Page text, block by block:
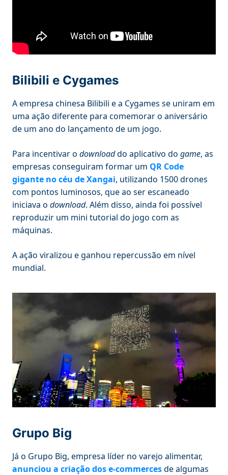
Bilibili e Cygames
A empresa chinesa Bilibili e a Cygames se uniram em
uma ação diferente para comemorar o aniversário
de um ano do lançamento de um jogo.
Para incentivar o downloaddo aplicativo do game, as
empresas conseguiram formar um QR Code
gigante no céu de Xangai, utilizando 1500 drones
com pontos luminosos, que ao ser escaneado
iniciava o download. Além disso, ainda foi possível
reproduzir um mini tutorial do jogo com as
máquinas.
A ação viralizou e ganhou repercussão em nível
mundial.
Grupo Big
Já o Grupo Big, empresa líder no varejo alimentar,
anunciou a criação dos e-commercesde algumas